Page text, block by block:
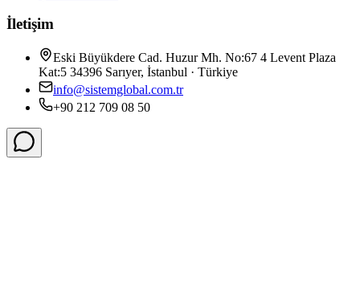
İletişim
Eski Büyükdere Cad. Huzur Mh. No:67 4 Levent Plaza
Kat:5 34396 Sarıyer, İstanbul · Türkiye
info@sistemglobal.com.tr
+90 212 709 08 50